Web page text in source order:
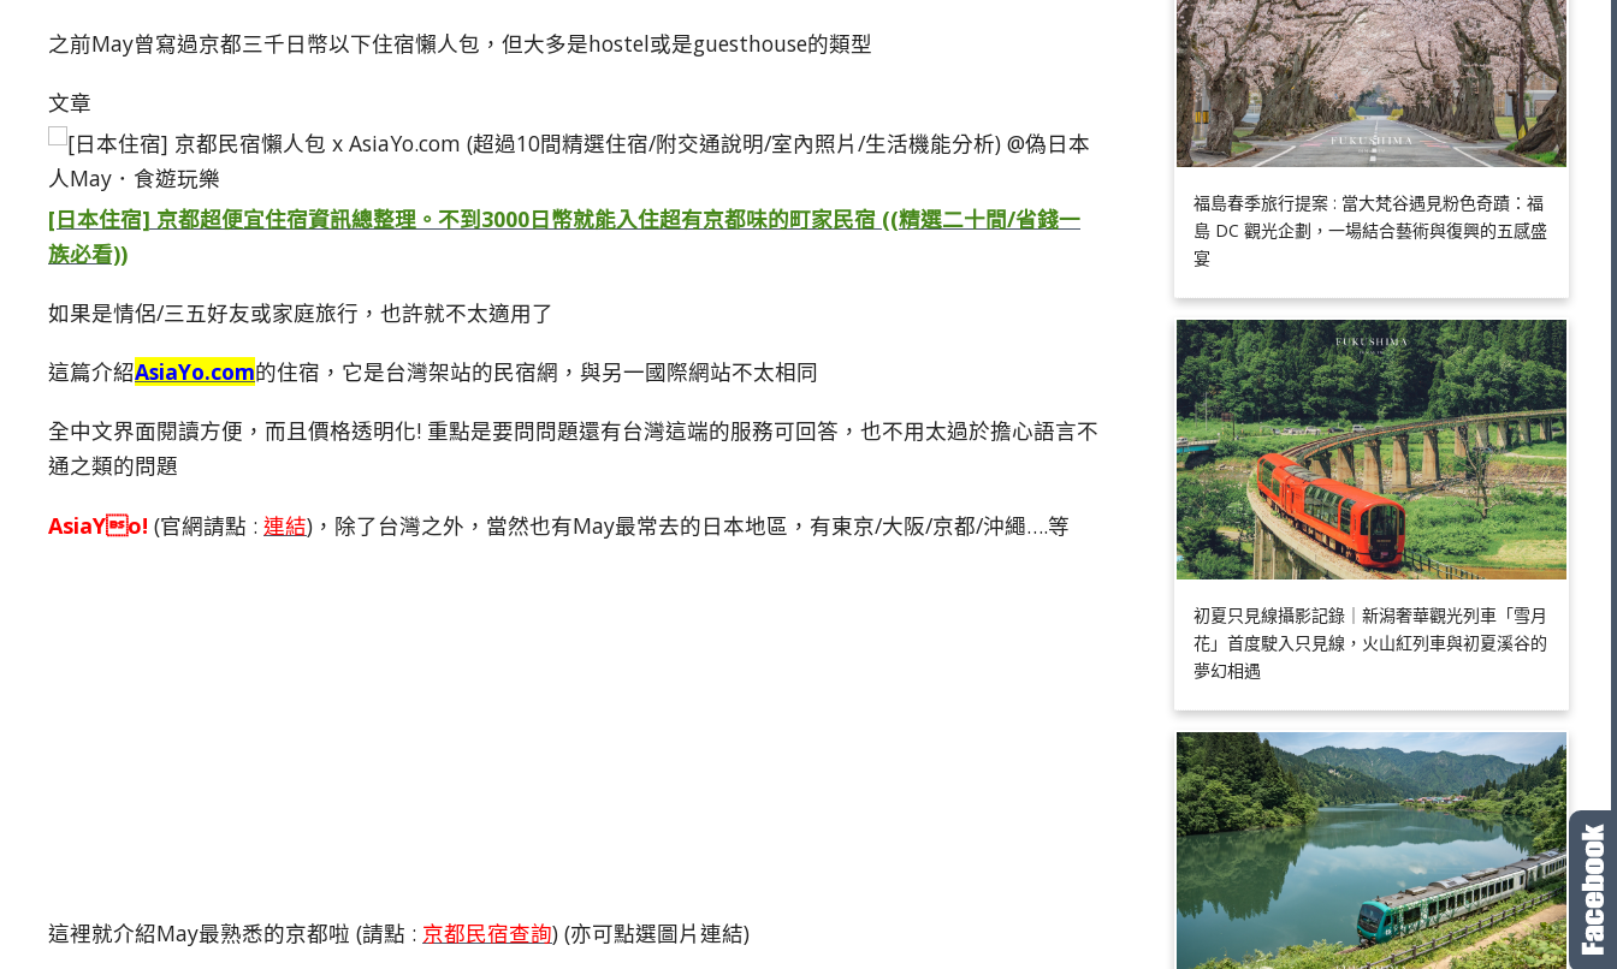
之前May曾寫過京都三千日幣以下住宿懶人包，但大多是hostel或是guesthouse的類型
文章
[日本住宿] 京都超便宜住宿資訊總整理。不到3000日幣就能入住超有京都味的町家民宿 ((精選二十間/省錢一
族必看))
如果是情侶/三五好友或家庭旅行，也許就不太適用了
這篇介紹AsiaYo.com的住宿，它是台灣架站的民宿網，與另一國際網站不太相同
全中文界面閱讀方便，而且價格透明化! 重點是要問問題還有台灣這端的服務可回答，也不用太過於擔心語言不
通之類的問題
AsiaYo! (官網請點 : 連結)，除了台灣之外，當然也有May最常去的日本地區，有東京/大阪/京都/沖繩….等
這裡就介紹May最熟悉的京都啦 (請點 : 京都民宿查詢) (亦可點選圖片連結)
福島春季旅行提案 : 當大梵谷遇見粉色奇蹟：福
島 DC 觀光企劃，一場結合藝術與復興的五感盛
宴
初夏只見線攝影記錄｜新潟奢華觀光列車「雪月
花」首度駛入只見線，火山紅列車與初夏溪谷的
夢幻相遇